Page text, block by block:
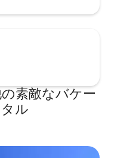
素敵なバケー
ル